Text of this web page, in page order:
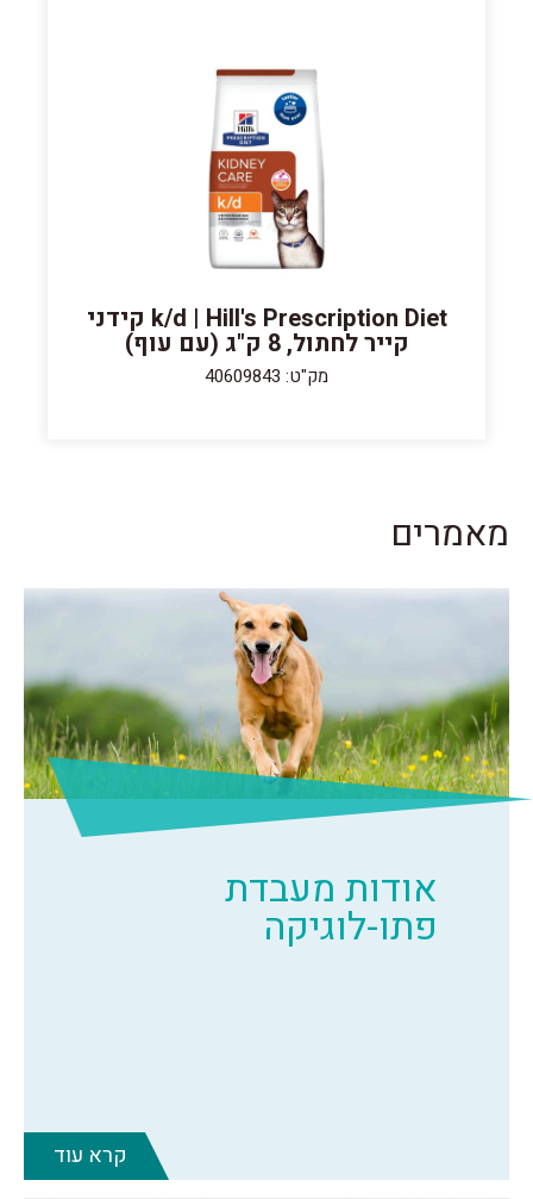
k/d | Hill's Prescription Diet קידני
קייר לחתול, 8 ק"ג (עם עוף)
מק"ט: 40609843
מאמרים
אודות מעבדת
פתו-לוגיקה
קרא עוד